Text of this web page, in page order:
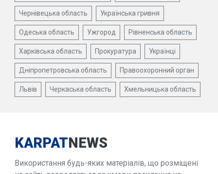
Чернівецька область Українська гривня
Одеська область Ужгород Рівненська область
Харківська область Прокуратура Українці
Дніпропетровська область Правоохоронний орган
Львів Черкаська область Хмельницька область
KARPATNEWS
Використання будь-яких матеріалів, що розміщені